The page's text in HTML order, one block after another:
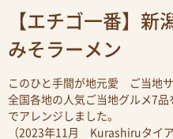
【エチゴ一番】新
みそラーメン
このひと手間が地元愛 ご当地
全国各地の人気ご当地グルメ7品
でアレンジしました。
（2023年11月 Kurashiruタイア